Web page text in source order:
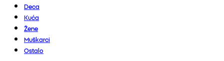
Deca
Kuća
Žene
Muškarci
Ostalo